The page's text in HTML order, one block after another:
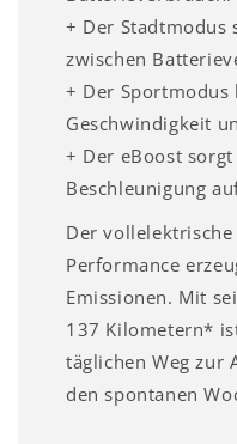
+ Der Stadtmodus
zwischen
+ Der
Geschwindigkeit
+ Der eBoost
Beschleunigung
Der vollelektrische
Performance
Emissionen. Mit
137 Kilometern*
täglichen Weg zur
den spontanen